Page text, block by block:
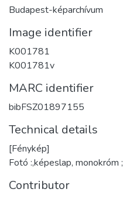
Budapest-képarchívum
Image identifier
K001781
K001781v
MARC identifier
bibFSZ01897155
Technical details
[Fénykép]
Fotó :,képeslap, monokróm ;
Contributor